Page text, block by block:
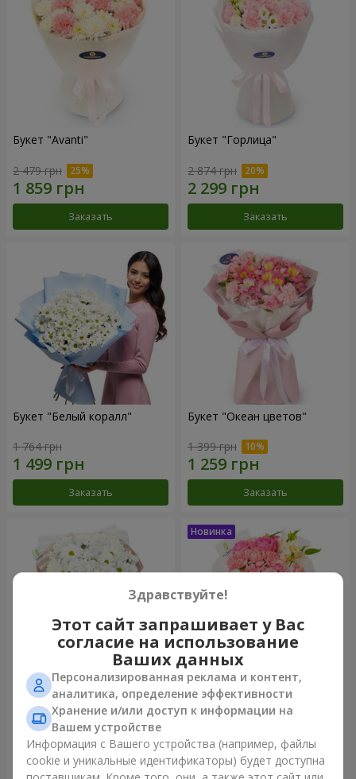
Букет "Avanti"
2 479 грн
Заказать
Букет "Горлица"
2 874 грн
Заказать
Букет "Белый коралл"
1 764 грн
Заказать
Букет "Океан цветов"
1 399 грн
Заказать
Букет "White happiness"
999 грн
Заказать
Букет "Розовый зефир"
Заказать
Здравствуйте!
Этот сайт запрашивает у Вас
согласие на использование
Ваших данных
Персонализированная реклама и контент,
аналитика, определение эффективности
Хранение и/или доступ к информации на
Вашем устройстве
Информация с Вашего устройства (например, файлы
cookie и уникальные идентификаторы) будет доступна